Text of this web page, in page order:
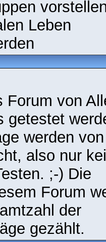
Leben
Forum von
getestet
werden
also nur
;-) Die
Forum
der
gezählt.